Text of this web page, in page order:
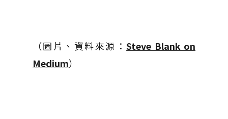
（圖片、資料來源：Steve Blank on
Medium）